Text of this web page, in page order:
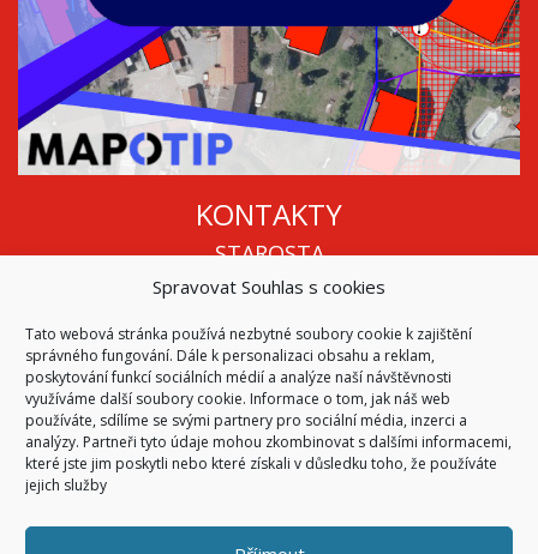
Spravovat Souhlas s cookies
Tato webová stránka používá nezbytné soubory cookie k zajištění
správného fungování. Dále k personalizaci obsahu a reklam,
poskytování funkcí sociálních médií a analýze naší návštěvnosti
využíváme další soubory cookie. Informace o tom, jak náš web
používáte, sdílíme se svými partnery pro sociální média, inzerci a
analýzy. Partneři tyto údaje mohou zkombinovat s dalšími informacemi,
které jste jim poskytli nebo které získali v důsledku toho, že používáte
jejich služby
KONTAKTY
STAROSTA
Mgr. Roman Vala
info@oukojetice.cz
ÚŘEDNÍ HODINY
Po, St: 15:30 - 16:30
Všechny kontakty | Kde nás najdete